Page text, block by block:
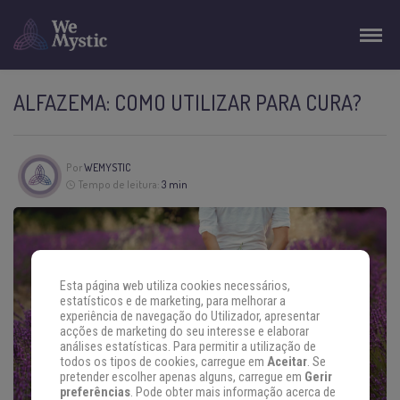
ALFAZEMA: COMO UTILIZAR PARA CURA?
PorWEMYSTIC
Tempo de leitura: 3 min
Esta página web utiliza cookies necessários,
estatísticos e de marketing, para melhorar a
experiência de navegação do Utilizador, apresentar
acções de marketing do seu interesse e elaborar
análises estatísticas. Para permitir a utilização de
todos os tipos de cookies, carregue em Aceitar. Se
pretender escolher apenas alguns, carregue em Gerir
preferências. Pode obter mais informação acerca de